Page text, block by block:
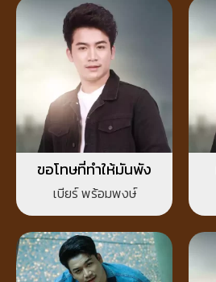
ขอโทษที่ทำให้มันพัง
เบียร์ พร้อมพงษ์